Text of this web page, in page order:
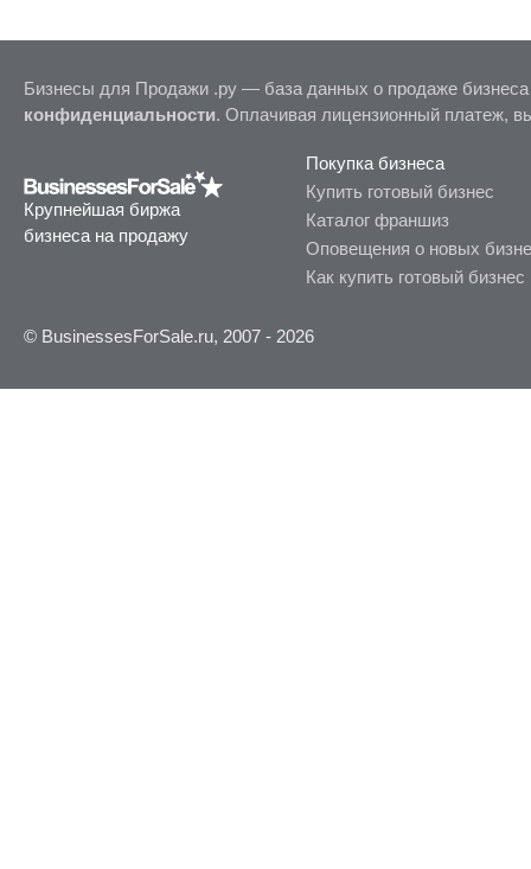
Бизнесы для Продажи .ру — база данных о продаже
конфиденциальности. Оплачивая лицензионный платеж,
Крупнейшая биржа
бизнеса на продажу
Покупка бизнеса
Купить готовый бизнес
Каталог франшиз
Оповещения о новых
Как купить готовый бизнес
© BusinessesForSale.ru, 2007 - 2026